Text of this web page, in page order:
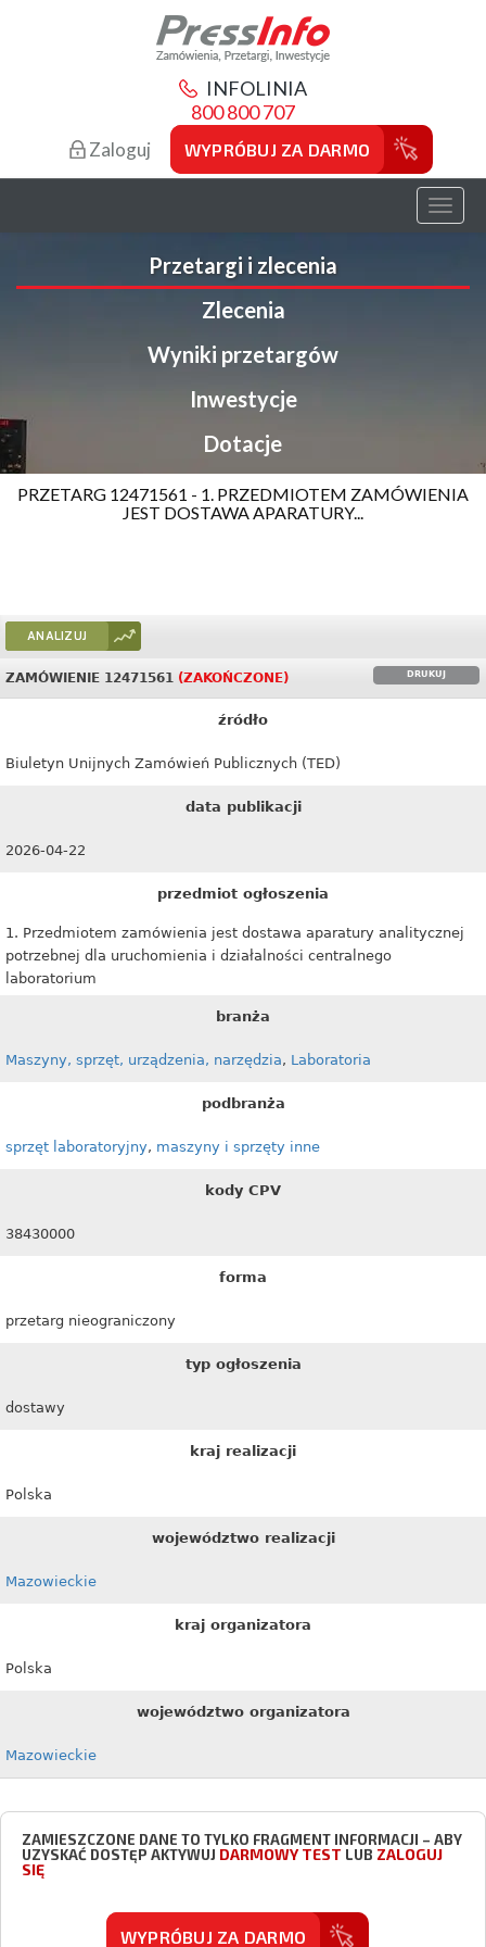
INFOLINIA
800 800 707
Zaloguj WYPRÓBUJ ZA DARMO
Toggle
Przetargi i zlecenia
Zlecenia
Wyniki przetargów
Inwestycje
Dotacje
PRZETARG 12471561 - 1. PRZEDMIOTEM ZAMÓWIENIA
JEST DOSTAWA APARATURY...
ANALIZUJ
DRUKUJ
ZAMÓWIENIE 12471561 (ZAKOŃCZONE)
źródło
Biuletyn Unijnych Zamówień Publicznych (TED)
data publikacji
2026-04-22
przedmiot ogłoszenia
1. Przedmiotem zamówienia jest dostawa aparatury analitycznej
potrzebnej dla uruchomienia i działalności centralnego
laboratorium
branża
Maszyny, sprzęt, urządzenia, narzędzia, Laboratoria
podbranża
sprzęt laboratoryjny, maszyny i sprzęty inne
kody CPV
38430000
forma
przetarg nieograniczony
typ ogłoszenia
dostawy
kraj realizacji
Polska
województwo realizacji
Mazowieckie
kraj organizatora
Polska
województwo organizatora
Mazowieckie
ZAMIESZCZONE DANE TO TYLKO FRAGMENT INFORMACJI – ABY
UZYSKAĆ DOSTĘP AKTYWUJ DARMOWY TEST LUB ZALOGUJ
SIĘ
WYPRÓBUJ ZA DARMO